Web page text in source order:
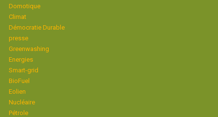
Domotique
Climat
Démocratie Durable
presse
Greenwashing
Energies
Smart-grid
BioFuel
Eolien
Nucléaire
Pétrole